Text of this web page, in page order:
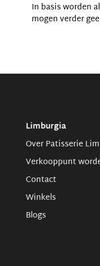
In basis worden
mogen verder
Limburgia
Over Patisserie
Verkooppunt
Contact
Winkels
Blogs